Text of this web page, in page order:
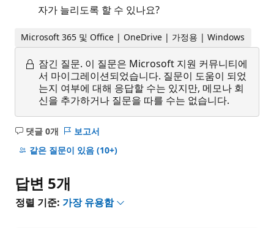
자가 늘리도록 할 수 있나요?
Microsoft 365 및 Office | OneDrive | 가정용 | Windows
잠긴 질문. 이 질문은 Microsoft 지원 커뮤니티에
서 마이그레이션되었습니다. 질문이 도움이 되었
는지 여부에 대해 응답할 수는 있지만, 메모나 회
신을 추가하거나 질문을 따를 수는 없습니다.
댓글 0개
설
명
음
보고서
같은 질문이 있음 (10+)
답변 5개
정렬 기준: 가장 유용함